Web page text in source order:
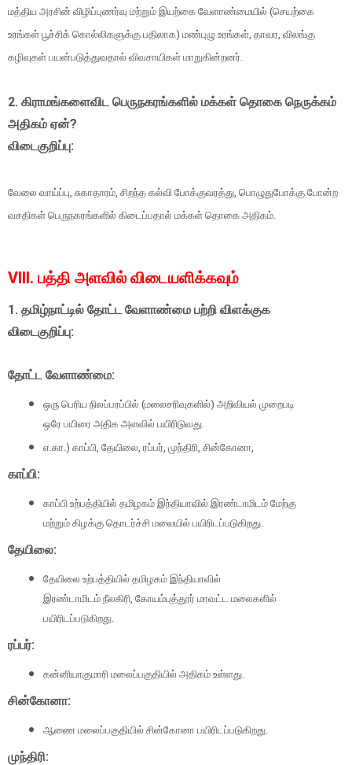
மத்திய அரசின் விழிப்புணர்வு மற்றும் இயற்கை வேளாண்மையில் (செயற்கை
உரங்கள் பூச்சிக் கொல்லிகளுக்கு பதிலாக) மண்புழு உரங்கள், தாவர, விலங்கு
கழிவுகள் பயன்படுத்துவதால் விவசாயிகள் மாறுகின்றனர்.
2. கிராமங்களைவிட பெருநகரங்களில் மக்கள் தொகை நெருக்கம்
அதிகம் ஏன்?
விடைகுறிப்பு:
வேலை வாய்ப்பு, சுகாதாரம், சிறந்த கல்வி போக்குவரத்து, பொழுதுபோக்கு போன்ற
வசதிகள் பெருநகரங்களில் கிடைப்பதால் மக்கள் தொகை அதிகம்.
VIII. பத்தி அளவில் விடையளிக்கவும்
1. தமிழ்நாட்டில் தோட்ட வேளாண்மை பற்றி விளக்குக
விடைகுறிப்பு:
தோட்ட வேளாண்மை:
ஒரு பெரிய நிலப்பரப்பில் (மலைசரிவுகளில்) அறிவியல் முறைபடி
ஒரே பயிரை அதிக அளவில் பயிரிடுவது.
எ.கா.) காப்பி, தேயிலை, ரப்பர், முந்திரி, சின்கோனா,
காப்பி:
காப்பி உற்பத்தியில் தமிழகம் இந்தியாவில் இரண்டாமிடம் மேற்கு
மற்றும் கிழக்கு தொடர்ச்சி மலையில் பயிரிடப்படுகிறது.
தேயிலை:
தேயிலை உற்பத்தியில் தமிழகம் இந்தியாவில்
இரண்டாமிடம் நீலகிரி, கோயம்புத்தூர் மாவட்ட மலைகளில்
பயிரிடப்படுகிறது.
ரப்பர்:
கன்னியாகுமாரி மலைப்பகுதியில் அதிகம் உள்ளது.
சின்கோனா:
ஆணை மலைப்பகுதியில் சின்கோனா பயிரிடப்படுகிறது.
முந்திரி: